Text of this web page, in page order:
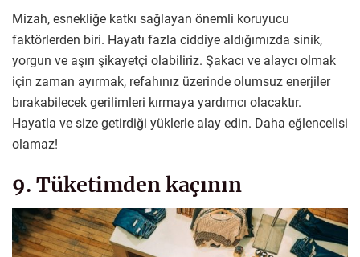
Mizah, esnekliğe katkı sağlayan önemli koruyucu
faktörlerden biri. Hayatı fazla ciddiye aldığımızda sinik,
yorgun ve aşırı şikayetçi olabiliriz. Şakacı ve alaycı olmak
için zaman ayırmak, refahınız üzerinde olumsuz enerjiler
bırakabilecek gerilimleri kırmaya yardımcı olacaktır.
Hayatla ve size getirdiği yüklerle alay edin. Daha eğlencelisi
olamaz!
9. Tüketimden kaçının